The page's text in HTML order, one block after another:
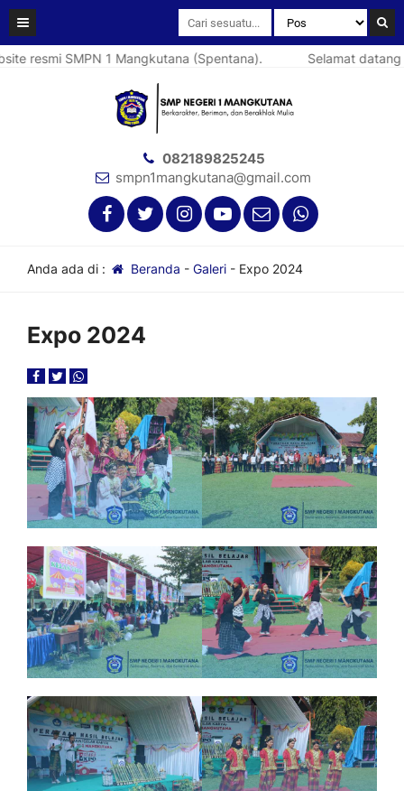
resmi SMPN 1 Mangkutana (Spentana). Selamat datang
082189825245
smpn1mangkutana@gmail.com
Anda ada di : Beranda - Galeri- Expo 2024
Expo 2024